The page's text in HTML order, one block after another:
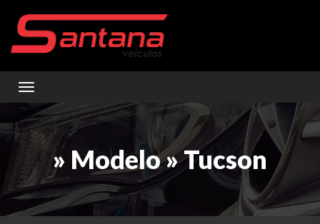
Toggle navigation
» Modelo » Tucson